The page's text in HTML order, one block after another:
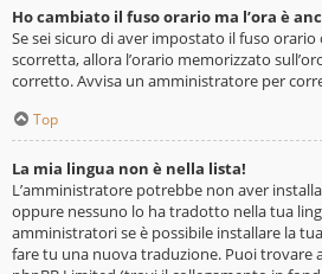
Ho cambiato il fuso orario ma l’ora è
Se sei sicuro di aver impostato il fuso orario
scorretta, allora l’orario memorizzato
corretto. Avvisa un amministratore per
Top
La mia lingua non è nella lista!
L’amministratore potrebbe non aver
oppure nessuno lo ha tradotto nella tua
amministratori se è possibile installare la
fare tu una nuova traduzione. Puoi trovare